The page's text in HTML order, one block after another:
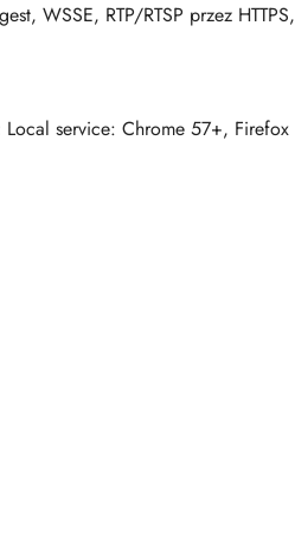
WSSE, RTP/RTSP przez HTTPS,
service: Chrome 57+, Firefox